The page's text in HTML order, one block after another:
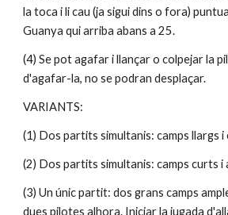
la toca i li cau (ja sigui dins o fora)
Guanya qui arriba abans a 25.
(4) Se pot agafar i llançar o colpejar la
d'agafar-la, no se podran desplaçar.
VARIANTS:
(1) Dos partits simultanis: camps llargs
(2) Dos partits simultanis: camps curts i
(3) Un únic partit: dos grans camps
dues pilotes alhora. Iniciar la jugada